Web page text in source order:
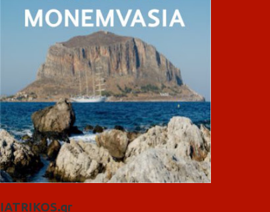
IATRIKOS.gr